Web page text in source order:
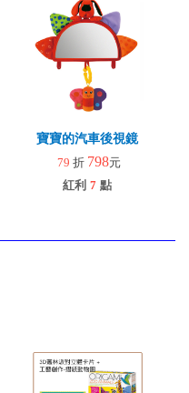
寶寶的汽車後視鏡
79 折 798元
紅利 7 點